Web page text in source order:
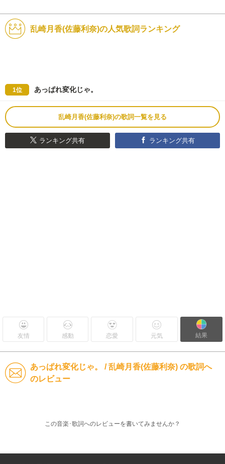
乱崎月香(佐藤利奈)の人気歌詞ランキング
1位 あっぱれ変化じゃ。
乱崎月香(佐藤利奈)の歌詞一覧を見る
ランキング共有 ランキング共有
友情 感動 恋愛 元気 結果
あっぱれ変化じゃ。 / 乱崎月香(佐藤利奈) の歌詞へ
のレビュー
この音楽･歌詞へのレビューを書いてみませんか？